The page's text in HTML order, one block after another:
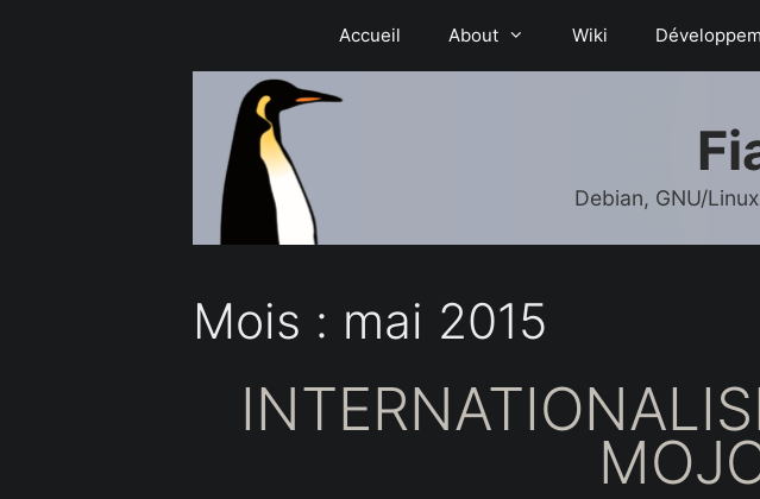
Accueil About Wiki
Debian, GNU/
Mois : mai 2015